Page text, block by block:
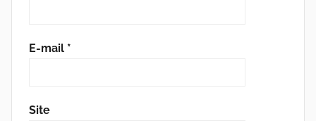
E-mail *
Site